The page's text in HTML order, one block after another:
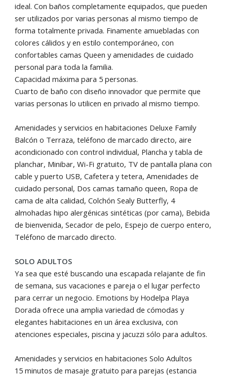
ideal. Con baños completamente equipados, que pueden
ser utilizados por varias personas al mismo tiempo de
forma totalmente privada. Finamente amuebladas con
colores cálidos y en estilo contemporáneo, con
confortables camas Queen y amenidades de cuidado
personal para toda la familia.
Capacidad máxima para 5 personas.
Cuarto de baño con diseño innovador que permite que
varias personas lo utilicen en privado al mismo tiempo.
Amenidades y servicios en habitaciones Deluxe Family
Balcón o Terraza, teléfono de marcado directo, aire
acondicionado con control individual, Plancha y tabla de
planchar, Minibar, Wi-Fi gratuito, TV de pantalla plana con
cable y puerto USB, Cafetera y tetera, Amenidades de
cuidado personal, Dos camas tamaño queen, Ropa de
cama de alta calidad, Colchón Sealy Butterfly, 4
almohadas hipo alergénicas sintéticas (por cama), Bebida
de bienvenida, Secador de pelo, Espejo de cuerpo entero,
Teléfono de marcado directo.
SOLO ADULTOS
Ya sea que esté buscando una escapada relajante de fin
de semana, sus vacaciones e pareja o el lugar perfecto
para cerrar un negocio. Emotions by Hodelpa Playa
Dorada ofrece una amplia variedad de cómodas y
elegantes habitaciones en un área exclusiva, con
atenciones especiales, piscina y jacuzzi sólo para adultos.
Amenidades y servicios en habitaciones Solo Adultos
15 minutos de masaje gratuito para parejas (estancia